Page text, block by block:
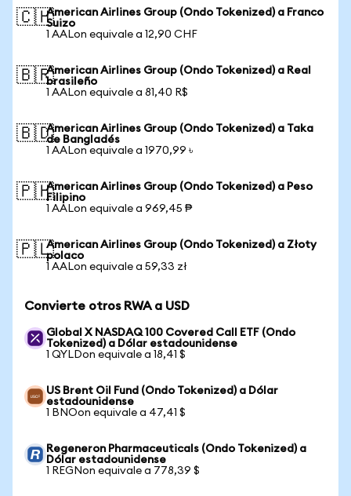
🇨🇭American Airlines Group (Ondo Tokenized) a Franco
Suizo
1 AALon equivale a 12,90 CHF
🇧🇷American Airlines Group (Ondo Tokenized) a Real
brasileño
1 AALon equivale a 81,40 R$
🇧🇩American Airlines Group (Ondo Tokenized) a Taka
de Bangladés
1 AALon equivale a 1970,99 ৳
🇵🇭American Airlines Group (Ondo Tokenized) a Peso
Filipino
1 AALon equivale a 969,45 ₱
🇵🇱American Airlines Group (Ondo Tokenized) a Złoty
polaco
1 AALon equivale a 59,33 zł
Convierte otros RWA a USD
Global X NASDAQ 100 Covered Call ETF (Ondo
Tokenized) a Dólar estadounidense
1 QYLDon equivale a 18,41 $
US Brent Oil Fund (Ondo Tokenized) a Dólar
estadounidense
1 BNOon equivale a 47,41 $
Regeneron Pharmaceuticals (Ondo Tokenized) a
Dólar estadounidense
1 REGNon equivale a 778,39 $